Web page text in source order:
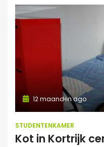
12 maanden ago
STUDENTENKAMER
Kot in Kortrijk